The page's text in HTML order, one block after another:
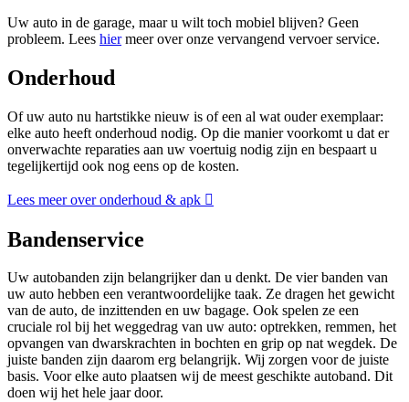
Uw auto in de garage, maar u wilt toch mobiel blijven? Geen
probleem. Lees hiermeer over onze vervangend vervoer service.
Onderhoud
Of uw auto nu hartstikke nieuw is of een al wat ouder exemplaar:
elke auto heeft onderhoud nodig. Op die manier voorkomt u dat er
onverwachte reparaties aan uw voertuig nodig zijn en bespaart u
tegelijkertijd ook nog eens op de kosten.
Lees meer over onderhoud & apk
Bandenservice
Uw autobanden zijn belangrijker dan u denkt. De vier banden van
uw auto hebben een verantwoordelijke taak. Ze dragen het gewicht
van de auto, de inzittenden en uw bagage. Ook spelen ze een
cruciale rol bij het weggedrag van uw auto: optrekken, remmen, het
opvangen van dwarskrachten in bochten en grip op nat wegdek. De
juiste banden zijn daarom erg belangrijk. Wij zorgen voor de juiste
basis. Voor elke auto plaatsen wij de meest geschikte autoband. Dit
doen wij het hele jaar door.